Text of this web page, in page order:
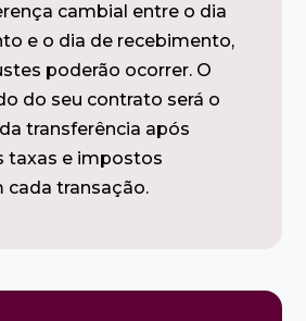
cambial entre o dia
e o dia de recebimento,
poderão ocorrer. O
do seu contrato será o
transferência após
taxas e impostos
cada transação.